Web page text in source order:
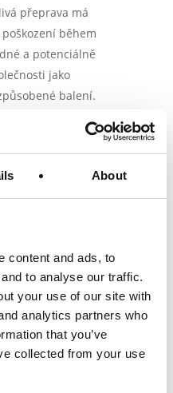
About
content and ads, to
to analyse our traffic.
your use of our site with
analytics partners who
that you’ve
collected from your use
přeprava má
během
a potenciálně
jako
balení.
na své místo určení v
tisku
jak
vaší firmu a váš
designu zahrnout
nebo jiné zprávy
PaperFoam® má
vlastní krabice a
vyražené detaily